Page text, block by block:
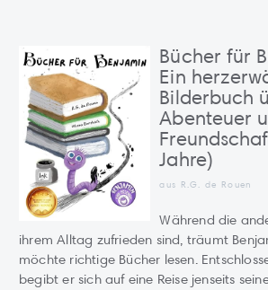
Bücher für
Ein
Bilderbuch
Abenteuer
Jahre)
aus R.G. de Rouen
Während die
ihrem Alltag zufrieden sind, träumt
möchte richtige Bücher lesen.
begibt er sich auf eine Reise jenseits